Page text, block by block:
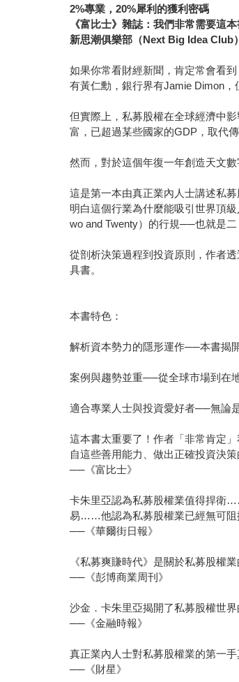
2%專業，20%犀利的獲利密碼
《富比士》雜誌：我們非常需要這本
新思潮俱樂部（Next Big Idea Club
如果你常看財經新聞，肯定常會看
有黃仁勳，銀行界有Jamie Dimon，
但實際上，私募股權在全球經濟中
富，已超過某些國家的GDP，取代傳
然而，對於這個年復一年創造天文
這是第一本由真正業內人士講述私
明白這個行業為什麼能吸引世界頂
wo and Twenty）的行規──也就是
從剖析決策過程到投資原則，作者
具書。
本書特色：
解析資本勢力的隱形運作──本書揭
案例與趨勢並重──從全球市場到在
適合專業人士與投資愛好者──無論
這本書太重要了！作者「非常肯定
自這些善用能力、做出正確投資決策
──《富比士》
卡朱里亞認為私募股權業值得捍衛
易……他認為私募股權業已經無可阻
──《華爾街日報》
《私募爽賺時代》是關於私募股權
──《彭博商業周刊》
沙金．卡朱里亞揭開了私募股權世界
──《金融時報》
真正業內人士對私募股權業的第一手
──《財星》